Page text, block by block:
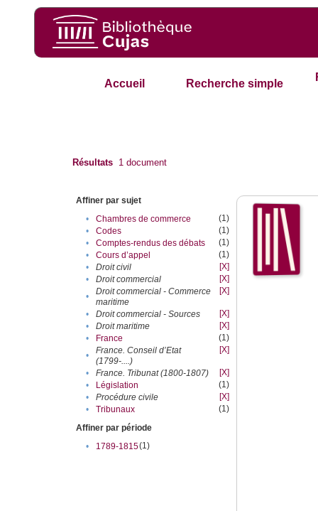
Accueil Recherche simple
Résultats 1 document
Affiner par sujet
•
Chambres de commerce
(1)
•
Codes
(1)
•
Comptes-rendus des débats
(1)
•
Cours d’appel
(1)
•
Droit civil
[X]
•
Droit commercial
[X]
•
Droit commercial - Commerce
maritime
[X]
• Droit commercial - Sources
[X]
•
Droit maritime
[X]
•
France
(1)
•
France. Conseil d’Etat
(1799-....)
[X]
• France. Tribunat (1800-1807)
[X]
•
Législation
(1)
•
Procédure civile
[X]
•
Tribunaux
(1)
Affiner par période
•
1789-1815(1)